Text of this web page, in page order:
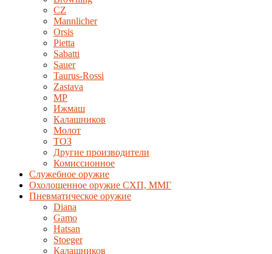
CZ
Mannlicher
Orsis
Pietta
Sabatti
Sauer
Taurus-Rossi
Zastava
MP
Ижмаш
Калашников
Молот
ТОЗ
Другие производители
Комиссионное
Служебное оружие
Охолощенное оружие СХП, ММГ
Пневматическое оружие
Diana
Gamo
Hatsan
Stoeger
Калашников